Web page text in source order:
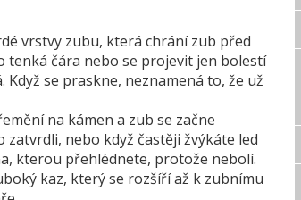
vrstvy zubu, která chrání zub před
tenká čára nebo se projevit jen bolestí
se praskne, neznamená to, že už
na kámen a zub se začne
nebo když častěji žvýkáte led
kterou přehlédnete, protože nebolí.
kaz, který se rozšíří až k zubnímu